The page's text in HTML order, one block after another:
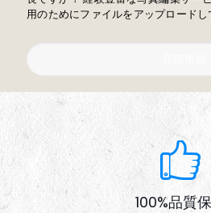
用のためにファイルをアップロードし
100%品質